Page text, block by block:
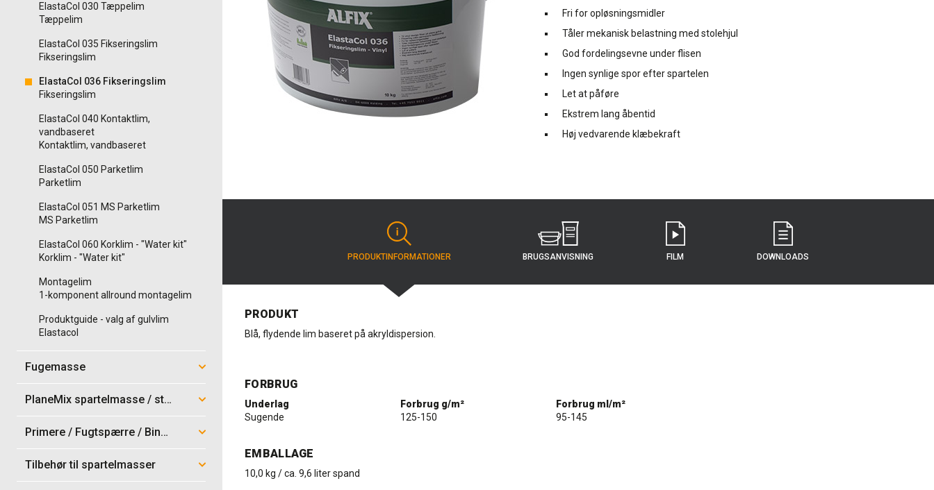
ElastaCol 030 Tæppelim
Tæppelim
ElastaCol 035 Fikseringslim
Fikseringslim
ElastaCol 036 Fikseringslim
Fikseringslim
ElastaCol 040 Kontaktlim,
vandbaseret
Kontaktlim, vandbaseret
ElastaCol 050 Parketlim
Parketlim
ElastaCol 051 MS Parketlim
MS Parketlim
ElastaCol 060 Korklim - "Water kit"
Korklim - "Water kit"
Montagelim
1-komponent allround montagelim
Produktguide - valg af gulvlim
Elastacol
Fugemasse
PlaneMix spartelmasse / støbemix
Primere / Fugtspærre / Bindere / Topcoat
Tilbehør til spartelmasser
Fri for opløsningsmidler
Tåler mekanisk belastning med stolehjul
God fordelingsevne under flisen
Ingen synlige spor efter spartelen
Let at påføre
Ekstrem lang åbentid
Høj vedvarende klæbekraft
PRODUKT­INFORMATIONER BRUGS­ANVISNING FILM DOWNLOADS
PRODUKT
Blå, flydende lim baseret på akryldispersion.
FORBRUG
Underlag Forbrug g/m²
Forbrug ml/m²
Sugende
125-150 95-145
EMBALLAGE
10,0 kg / ca. 9,6 liter spand